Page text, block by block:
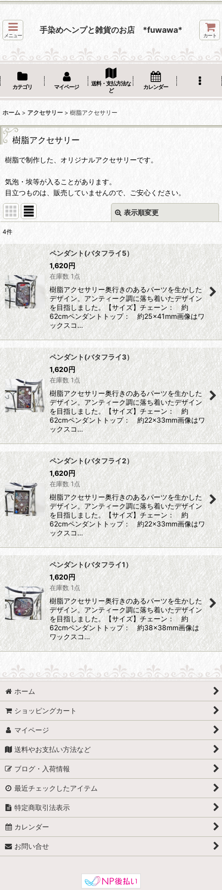
メニュー
手染めヘンプと雑貨のお店 *fuwawa*
カート
カテゴリ マイページ
送料・支払方法な
ど
カレンダー
ホーム > アクセサリー > 樹脂アクセサリー
樹脂アクセサリー
樹脂で制作した、オリジナルアクセサリーです。
気泡・埃等が入ることがあります。
目立つものは、販売していませんので、ご安心ください。
表示順変更
並び順:
絞り込む
4件
ペンダント(バタフライ5）
1,620円
在庫数 1点
樹脂アクセサリー奥行きのあるパーツを生かした
デザイン。アンティーク調に落ち着いたデザイン
を目指しました。【サイズ】チェーン： 約
62cmペンダントトップ： 約25×41mm画像はワ
ックスコ…
ペンダント(バタフライ3）
1,620円
在庫数 1点
樹脂アクセサリー奥行きのあるパーツを生かした
デザイン。アンティーク調に落ち着いたデザイン
を目指しました。【サイズ】チェーン： 約
62cmペンダントトップ： 約22×33mm画像はワ
ックスコ…
ペンダント(バタフライ2）
1,620円
在庫数 1点
樹脂アクセサリー奥行きのあるパーツを生かした
デザイン。アンティーク調に落ち着いたデザイン
を目指しました。【サイズ】チェーン： 約
62cmペンダントトップ： 約22×33mm画像はワ
ックスコ…
ペンダント(バタフライ1）
1,620円
在庫数 1点
樹脂アクセサリー奥行きのあるパーツを生かした
デザイン。アンティーク調に落ち着いたデザイン
を目指しました。【サイズ】チェーン： 約
62cmペンダントトップ： 約38×38mm画像は
ワックスコ…
ホーム
ショッピングカート
マイページ
送料やお支払い方法など
ブログ・入荷情報
最近チェックしたアイテム
特定商取引法表示
カレンダー
お問い合せ